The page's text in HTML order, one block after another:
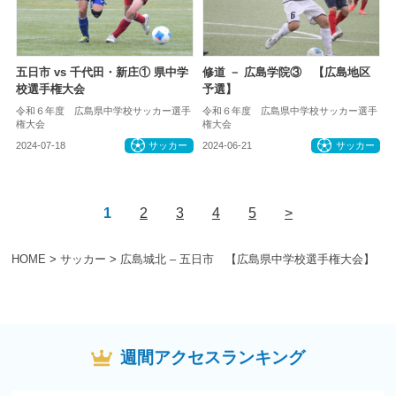
HOME > サッカー > 広島城北 – 五日市 【広島県中学校選手権大会】
五日市 vs 千代田・新庄① 県中学
校選手権大会
令和６年度 広島県中学校サッカー選手
権大会
2024-07-18 サッカー
修道 － 広島学院③ 【広島地区
予選】
令和６年度 広島県中学校サッカー選手
権大会
2024-06-21 サッカー
1 2 3 4 5 >
週間アクセスランキング